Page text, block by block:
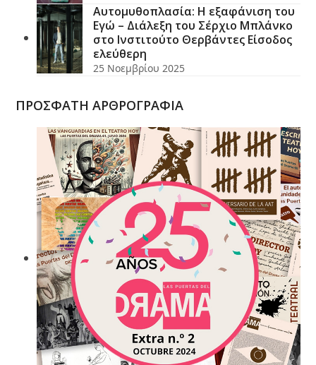
Αυτομυθοπλασία: Η εξαφάνιση του
Εγώ – Διάλεξη του Σέρχιο Μπλάνκο
στο Ινστιτούτο Θερβάντες Είσοδος
ελεύθερη
25 Νοεμβρίου 2025
ΠΡΟΣΦΑΤΗ ΑΡΘΡΟΓΡΑΦΙΑ